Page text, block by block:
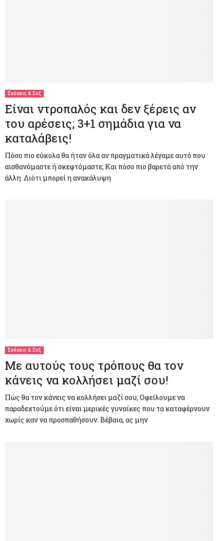
Σχέσεις & Σεξ
Είναι ντροπαλός και δεν ξέρεις αν
του αρέσεις; 3+1 σημάδια για να
καταλάβεις!
Πόσο πιο εύκολα θα ήταν όλα αν πραγματικά λέγαμε αυτό που
αισθανόμαστε ή σκεφτόμαστε; Και πόσο πιο βαρετά από την
άλλη. Διότι μπορεί η ανακάλυψη
Σχέσεις & Σεξ
Με αυτούς τους τρόπους θα τον
κάνεις να κολλήσει μαζί σου!
Πώς θα τον κάνεις να κολλήσει μαζί σου; Οφείλουμε να
παραδεχτούμε ότι είναι μερικές γυναίκες που τα καταφέρνουν
χωρίς καν να προσπαθήσουν. Βέβαια, ας μην